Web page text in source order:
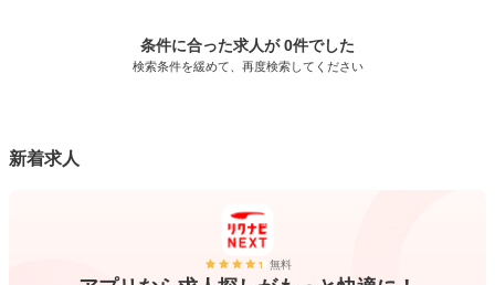
条件に合った求人が 0件でした
検索条件を緩めて、再度検索してください
新着求人
無料